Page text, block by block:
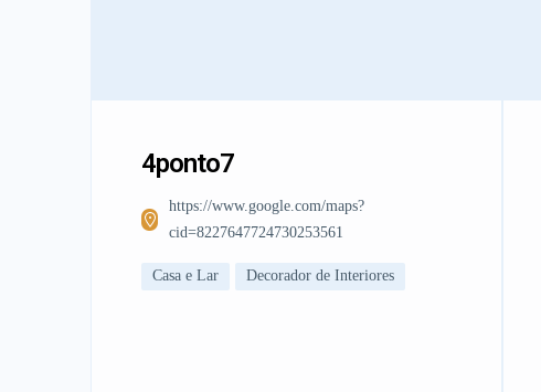
4ponto7
https://www.google.com/maps?
cid=8227647724730253561
Casa e Lar Decorador de Interiores